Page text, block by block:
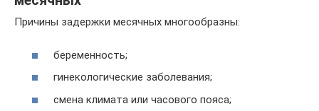
Причины задержки месячных многообразны:
беременность;
гинекологические заболевания;
смена климата или часового пояса;